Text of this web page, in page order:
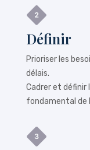
Définir
Prioriser les
délais.
Cadrer et définir
fondamental de